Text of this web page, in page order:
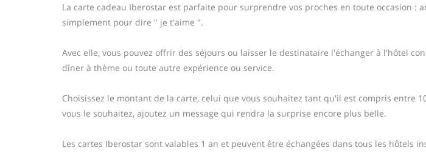
La carte cadeau Iberostar est parfaite pour surprendre vos proches en toute occasion :
simplement pour dire " je t'aime ".
Avec elle, vous pouvez offrir des séjours ou laisser le destinataire l'échanger à l'hôtel
dîner à thème ou toute autre expérience ou service.
Choisissez le montant de la carte, celui que vous souhaitez tant qu'il est compris entre
vous le souhaitez, ajoutez un message qui rendra la surprise encore plus belle.
Les cartes Iberostar sont valables 1 an et peuvent être échangées dans tous les hôtels